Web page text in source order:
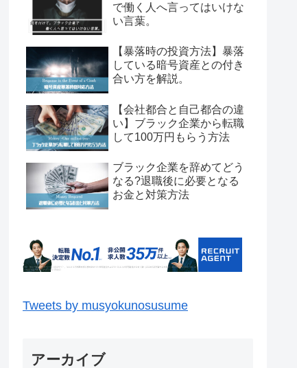
で働く人へ言ってはいけな
い言葉。
【暴落時の投資方法】暴落
している暗号資産との付き
合い方を解説。
【会社都合と自己都合の違
い】ブラック企業から転職
して100万円もらう方法
ブラック企業を辞めてどう
なる?退職後に必要となる
お金と対策方法
Tweets by musyokunosusume
アーカイブ